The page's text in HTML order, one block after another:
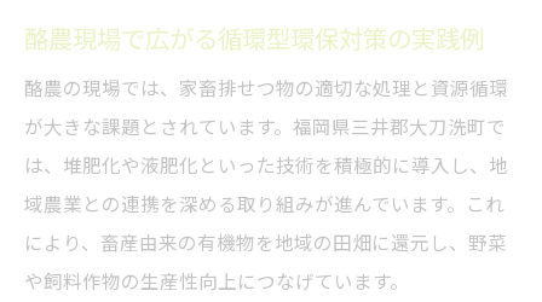
え方
堆肥化技術で進める酪農の環境負荷低減策
酪農経営における実践的な環境共生への道
酪農と地域住民が共存する工夫と配慮ポイ
ント
環境配慮型酪農への道を大刀洗町で模索
酪農現場で広がる循環型環保対策の実践例
酪農の現場では、家畜排せつ物の適切な処理と資源循環
が大きな課題とされています。福岡県三井郡大刀洗町で
は、堆肥化や液肥化といった技術を積極的に導入し、地
域農業との連携を深める取り組みが進んでいます。これ
により、畜産由来の有機物を地域の田畑に還元し、野菜
や飼料作物の生産性向上につなげています。